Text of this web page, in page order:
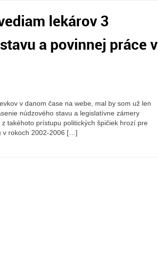
lekárov 3
a povinnej práce v
v danom čase na webe, mal by som už len
núdzového stavu a legislatívne zámery
takéhoto prístupu politických špičiek hrozí pre
v rokoch 2002-2006 […]